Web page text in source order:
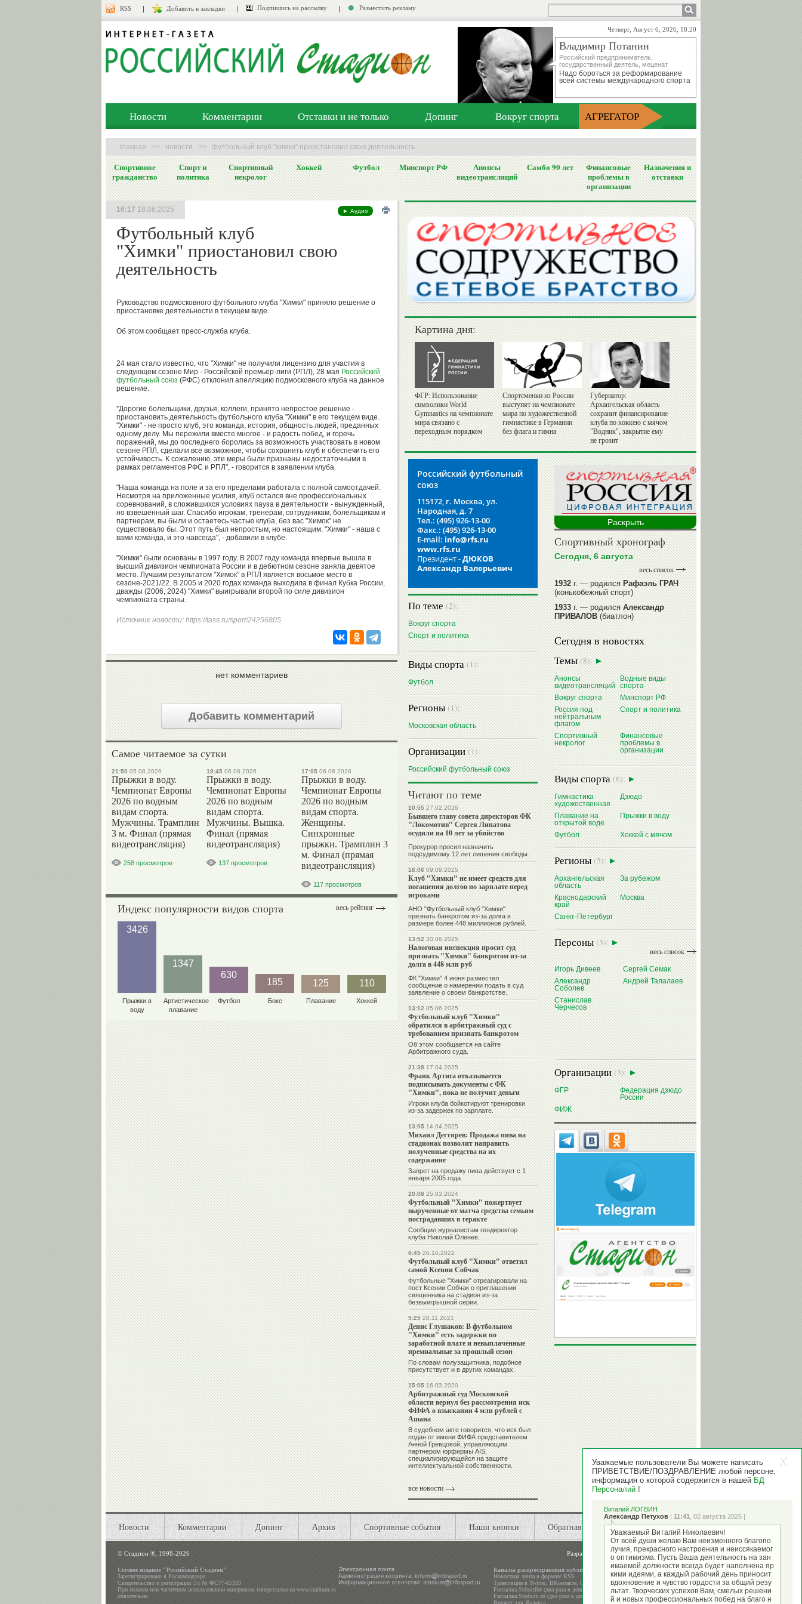
RSS Добавить в закладки Подпишись на рассылку Разместить рекламу
Четверг, Август 6, 2026, 18:20
Владимир Потанин
Российский предприниматель,
государственный деятель, меценат
Надо бороться за реформирование
всей системы международного спорта
Новости Комментарии Отставки и не только Допинг Вокруг спорта АГРЕГАТОР
главная >> новости >> футбольный клуб "химки" приостановил свою деятельность
Спортивное
гражданство
Спорт и
политика
Спортивный
некролог
Хоккей Футбол Минспорт РФ
Анонсы
видеотрансляций
Самбо 90 лет
Финансовые
проблемы в
организации
Назначения и
отставки
► Аудио
Футбольный клуб
"Химки" приостановил свою
деятельность
16:17 18.06.2025
Руководство подмосковного футбольного клуба "Химки" приняло решение о
приостановке деятельности в текущем виде.
Об этом сообщает пресс-служба клуба.
24 мая стало известно, что "Химки" не получили лицензию для участия в
следующем сезоне Мир - Российской премьер-лиги (РПЛ), 28 мая Российский
футбольный союз (РФС) отклонил апелляцию подмосковного клуба на данное
решение.
"Дорогие болельщики, друзья, коллеги, принято непростое решение -
приостановить деятельность футбольного клуба "Химки" в его текущем виде.
"Химки" - не просто клуб, это команда, история, общность людей, преданных
одному делу. Мы пережили вместе многое - и радость побед, и горечь
поражений, мы до последнего боролись за возможность участвовать в новом
сезоне РПЛ, сделали все возможное, чтобы сохранить клуб и обеспечить его
устойчивость. К сожалению, эти меры были признаны недостаточными в
рамках регламентов РФС и РПЛ", - говорится в заявлении клуба.
"Наша команда на поле и за его пределами работала с полной самоотдачей.
Несмотря на приложенные усилия, клуб остался вне профессиональных
соревнований, в сложившихся условиях пауза в деятельности - вынужденный,
но взвешенный шаг. Спасибо игрокам, тренерам, сотрудникам, болельщикам и
партнерам, вы были и остаетесь частью клуба, без вас "Химок" не
существовало бы. Этот путь был непростым, но настоящим. "Химки" - наша с
вами команда, и это навсегда", - добавили в клубе.
"Химки" были основаны в 1997 году. В 2007 году команда впервые вышла в
высший дивизион чемпионата России и в дебютном сезоне заняла девятое
место. Лучшим результатом "Химок" в РПЛ является восьмое место в
сезоне-2021/22. В 2005 и 2020 годах команда выходила в финал Кубка России,
дважды (2006, 2024) "Химки" выигрывали второй по силе дивизион
чемпионата страны.
Источник новости: https://tass.ru/sport/24256805
нет комментариев
Добавить комментарий
Самое читаемое за сутки
21:50 05.08.2026
Прыжки в воду.
Чемпионат Европы
2026 по водным
видам спорта.
Мужчины. Трамплин
3 м. Финал (прямая
видеотрансляция)
258 просмотров
18:45 06.08.2026
Прыжки в воду.
Чемпионат Европы
2026 по водным
видам спорта.
Мужчины. Вышка.
Финал (прямая
видеотрансляция)
137 просмотров
17:05 06.08.2026
Прыжки в воду.
Чемпионат Европы
2026 по водным
видам спорта.
Женщины.
Синхронные
прыжки. Трамплин 3
м. Финал (прямая
видеотрансляция)
117 просмотров
весь рейтинг
Индекс популярности видов спорта
3426
Прыжки в
воду
1347
Артистическое
плавание
630
Футбол
185
Бокс
125
Плавание
110
Хоккей
Картина дня:
ФГР: Использование
символики World
Gymnastics на чемпионате
мира связано с
переходным порядком
Спортсменки из России
выступят на чемпионате
мира по художественной
гимнастике в Германии
без флага и гимна
Губернатор:
Архангельская область
сохранит финансирование
клуба по хоккею с мячом
"Водник", закрытие ему
не грозит
Российский футбольный
союз
115172, г. Москва, ул.
Народная, д. 7
Тел.: (495) 926-13-00
Факс.: (495) 926-13-00
E-mail: info@rfs.ru
www.rfs.ru
Президент -ДЮКОВ
Александр Валерьевич
По теме(2):
Вокруг спорта
Спорт и политика
Виды спорта(1):
Футбол
Регионы(1):
Московская область
Организации(1):
Российский футбольный союз
Читают по теме
10:5527.02.2026
Бывшего главу совета директоров ФК
"Локомотив" Сергея Липатова
осудили на 10 лет за убийство
Прокурор просил назначить
подсудимому 12 лет лишения свободы.
16:0609.09.2025
Клуб "Химки" не имеет средств для
погашения долгов по зарплате перед
игроками
АНО "Футбольный клуб "Химки"
признать банкротом из-за долга в
размере более 448 миллионов рублей.
13:5230.06.2025
Налоговая инспекция просит суд
признать "Химки" банкротом из-за
долга в 448 млн руб
ФК "Химки" 4 июня разместил
сообщение о намерении подать в суд
заявление о своем банкротстве.
13:1205.06.2025
Футбольный клуб "Химки"
обратился в арбитражный суд с
требованием признать банкротом
Об этом сообщается на сайте
Арбитражного суда.
21:3817.04.2025
Франк Артига отказывается
подписывать документы с ФК
"Химки", пока не получит деньги
Игроки клуба бойкотируют тренировки
из-за задержек по зарплате.
13:0514.04.2025
Михаил Дегтярев: Продажа пива на
стадионах позволит направить
полученные средства на их
содержание
Запрет на продажу пива действует с 1
января 2005 года.
20:0825.03.2024
Футбольный "Химки" пожертвует
вырученные от матча средства семьям
пострадавших в теракте
Сообщил журналистам гендиректор
клуба Николай Оленев.
8:4526.10.2022
Футбольный клуб "Химки" ответил
самой Ксении Собчак
Футбольные "Химки" отреагировали на
пост Ксении Собчак о приглашении
священника на стадион из-за
безвыигрышной серии.
9:2528.11.2021
Денис Глушаков: В футбольном
"Химки" есть задержки по
заработной плате и невыплаченные
премиальные за прошлый сезон
По словам полузащитника, подобное
присутствует и в других командах.
15:0516.03.2020
Арбитражный суд Московской
области вернул без рассмотрения иск
ФИФА о взыскании 4 млн рублей с
Ашана
В судебном акте говорится, что иск был
подан от имени ФИФА представителем
Анной Гревцовой, управляющим
партнером юрфирмы AIS,
специализирующейся на защите
интеллектуальной собственности.
все новости
Раскрыть
Спортивный хронограф
Сегодня, 6 августа
весь список
1932г. — родилсяРафаэль ГРАЧ
(конькобежный спорт)
1933г. — родилсяАлександр
ПРИВАЛОВ(биатлон)
1939г. — родилсяАнатолий
ИОНОВ(хоккей)
1939г. — родилсяАнатолий
ЦАРИК(борьба вольная)
1946г. — родилсяВиктор
БАЖЕНОВ(фехтование)
читать далее
Сегодня в новостях
Темы(8):
Анонсы
видеотрансляций
Водные виды
спорта
Вокруг спорта
Минспорт РФ
Россия под
нейтральным
флагом
Спорт и политика
Спортивный
некролог
Финансовые
проблемы в
организации
Виды спорта(6):
Гимнастика
художественная
Дзюдо
Плавание на
открытой воде
Прыжки в воду
Футбол Хоккей с мячом
Регионы(5):
Архангельская
область
За рубежом
Краснодарский
край
Москва
Санкт-Петербург
Персоны(5):
весь список
Игорь Дивеев
Сергей Семак
Александр
Соболев
Андрей Талалаев
Станислав
Черчесов
Организации(3):
ФГР
Федерация дзюдо
России
ФИЖ
Новости Комментарии Допинг Архив Спортивные события Наши кнопки Обратная связь
©Стадион ®, 1998-2026 Разработка и поддержкаООО "Стадион"
Сетевое издание "Российский Стадион"
Зарегистрировано в Роскомнадзоре
Свидетельство о регистрации Эл № ФС77-65333
При полном или частичном использовании материалов гиперссылка наwww.stadium.ru
обязательна
Каналы распространения публикаций
Новостная лента в формате RSS
Трансляции вTwitter,ВКонтакте,Google+
Рассылка Subscribe (два раза в день)
Рассылка Stadium.ru (два раза в день)
Уважаемые пользователи Вы можете написать
ПРИВЕТСТВИЕ/ПОЗДРАВЛЕНИЕ любой персоне,
информация о которой содержится в нашей БД
Персоналий !
Виталий ЛОГВИН
Александр Петухов | 11:41 , 02 августа 2026 |
Уважаемый Виталий Николаевич!
От всей души желаю Вам неизменного благопо
лучия, прекрасного настроения и неиссякаемог
о оптимизма. Пусть Ваша деятельность на зан
имаемой должности всегда будет наполнена яр
кими идеями, а каждый рабочий день приносит
вдохновение и чувство гордости за общий резу
льтат. Творческих успехов Вам, смелых решени
й и новых профессиональных побед на благо н